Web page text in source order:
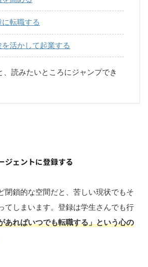
転職する
活かして起業する
、読みたいところにジャンプでき
ジェントに登録する
閉鎖的な空間だと、苦しい現状でもそ
てしまいます。登録は学生さんでも行
あればいつでも転職する」という心の